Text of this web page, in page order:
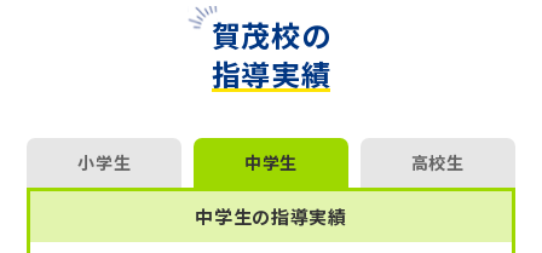
大阪大、九州大、広島大、熊本大、九州工業大、北九州
市立大、福岡女子大、福岡教育大、早稲田大、慶應義
大、立命館大、関西学院大、関西大、西南学院大、福岡
大 他多数
小倉高、東筑高、修猷館高、福岡高、筑紫丘高、明善
賀茂校の
指導実績
小学生 中学生 高校生
中学生の指導実績